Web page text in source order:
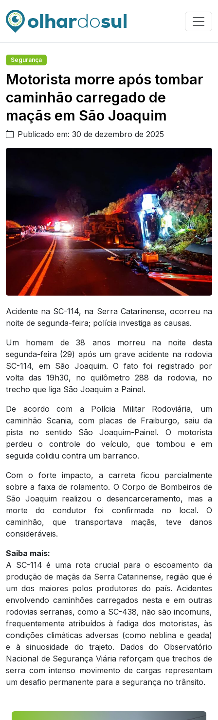
Segurança
Motorista morre após tombar
caminhão carregado de
maçãs em São Joaquim
Publicado em: 30 de dezembro de 2025
Acidente na SC-114, na Serra Catarinense, ocorreu na
noite de segunda-feira; polícia investiga as causas.
Um homem de 38 anos morreu na noite desta
segunda-feira (29) após um grave acidente na rodovia
SC-114, em São Joaquim. O fato foi registrado por
volta das 19h30, no quilômetro 288 da rodovia, no
trecho que liga São Joaquim a Painel.
De acordo com a Polícia Militar Rodoviária, um
caminhão Scania, com placas de Fraiburgo, saiu da
pista no sentido São Joaquim-Painel. O motorista
perdeu o controle do veículo, que tombou e em
seguida colidiu contra um barranco.
Com o forte impacto, a carreta ficou parcialmente
sobre a faixa de rolamento. O Corpo de Bombeiros de
São Joaquim realizou o desencarceramento, mas a
morte do condutor foi confirmada no local. O
caminhão, que transportava maçãs, teve danos
consideráveis.
Saiba mais:
A SC-114 é uma rota crucial para o escoamento da
produção de maçãs da Serra Catarinense, região que é
um dos maiores polos produtores do país. Acidentes
envolvendo caminhões carregados nesta e em outras
rodovias serranas, como a SC-438, não são incomuns,
frequentemente atribuídos à fadiga dos motoristas, às
condições climáticas adversas (como neblina e geada)
e à sinuosidade do trajeto. Dados do Observatório
Nacional de Segurança Viária reforçam que trechos de
serra com intenso movimento de cargas representam
um desafio permanente para a segurança no trânsito.